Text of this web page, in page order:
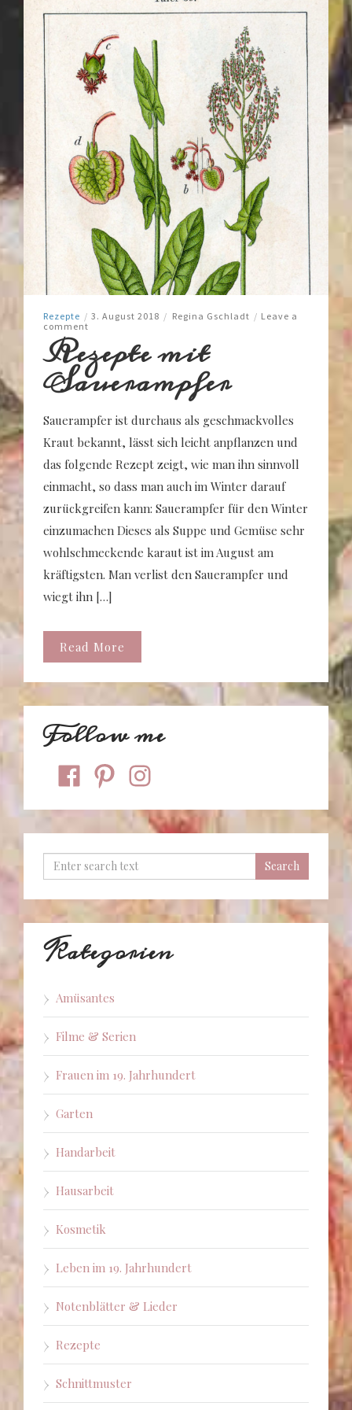
Rezepte / 3. August 2018 / Regina Gschladt / Leave a
comment
Rezepte mit
Sauerampfer
Sauerampfer ist durchaus als geschmackvolles
Kraut bekannt, lässt sich leicht anpflanzen und
das folgende Rezept zeigt, wie man ihn sinnvoll
einmacht, so dass man auch im Winter darauf
zurückgreifen kann: Sauerampfer für den Winter
einzumachen Dieses als Suppe und Gemüse sehr
wohlschmeckende karaut ist im August am
kräftigsten. Man verlist den Sauerampfer und
wiegt ihn […]
Read More
Follow me
facebookpinterestinstagram
Kategorien
Amüsantes
Filme & Serien
Frauen im 19. Jahrhundert
Garten
Handarbeit
Hausarbeit
Kosmetik
Leben im 19. Jahrhundert
Notenblätter & Lieder
Rezepte
Schnittmuster